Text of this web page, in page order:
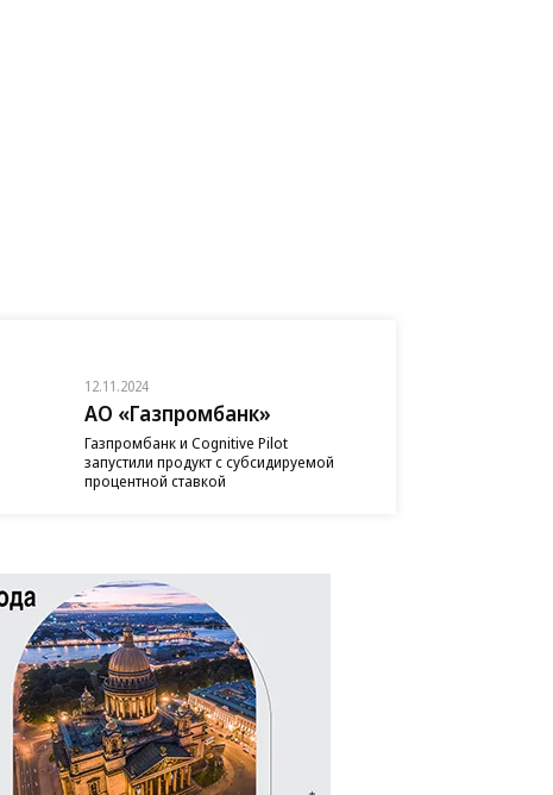
12.11.2024
АО «Газпромбанк»
Газпромбанк и Cognitive Pilot
запустили продукт с субсидируемой
процентной ставкой